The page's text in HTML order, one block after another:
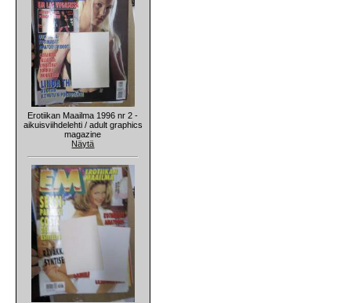
Erotiikan Maailma 1996 nr 2 -
aikuisviihdelehti / adult graphics
magazine
Näytä